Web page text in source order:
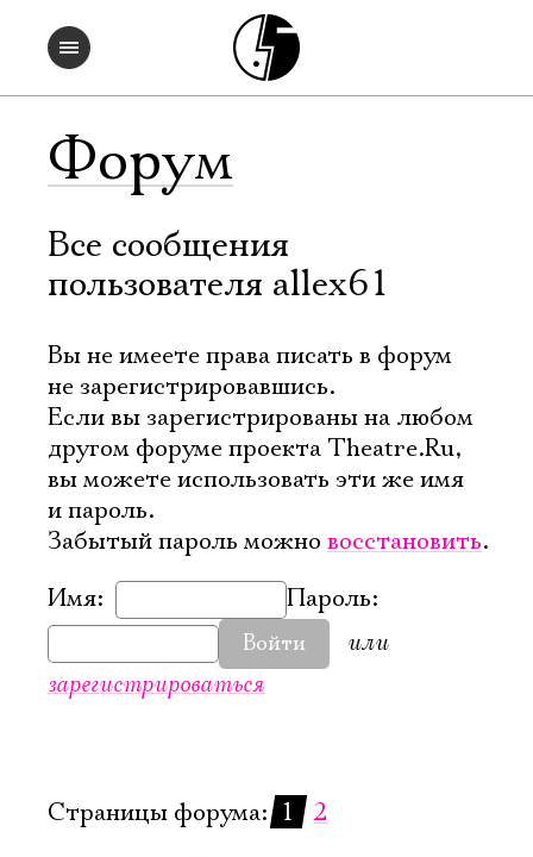
Форум
Все сообщения
пользователя allex61
Вы не имеете права писать в форум
не зарегистрировавшись.
Если вы зарегистрированы на любом
другом форуме проекта Theatre.Ru,
вы можете использовать эти же имя
и пароль.
Забытый пароль можно восстановить.
Имя:
Пароль:
Войти
или
зарегистрироваться
Страницы форума: 1 2